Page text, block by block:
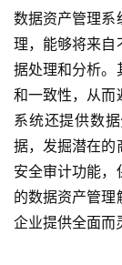
普
元
联
系
我
们
数据资产管理系
理，能够将来自
据处理和分析。
和一致性，从而
系统还提供数
据，发掘潜在的
安全审计功能，
的数据资产管理
企业提供全面而